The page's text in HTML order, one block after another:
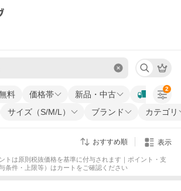
料 価格帯
新品・中古
サイズ（S/M/L） ブランド カテゴリ
2
おすすめ順 表示
ントは原則税抜価格を基準に付与されます｜ポイント・支
条件・上限等）はカートをご確認ください